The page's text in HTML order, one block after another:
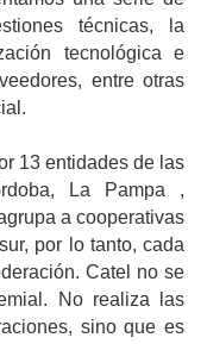
técnicas, la
tecnológica e
entre otras
13 entidades de las
La Pampa ,
a cooperativas
por lo tanto, cada
Catel no se
No realiza las
sino que es